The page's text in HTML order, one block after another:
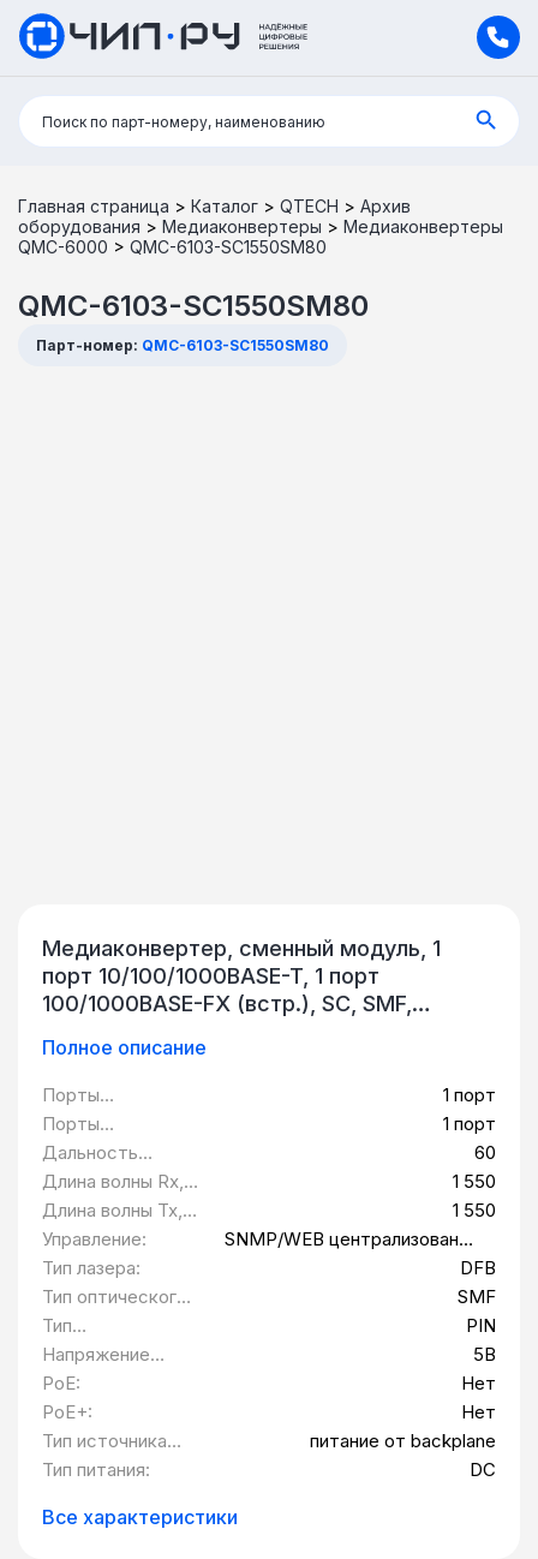
Поиск:
Поиск по парт-номеру, наименованию
Главная страница > Каталог > QTECH > Архив
оборудования > Медиаконвертеры > Медиаконвертеры
QMC-6000 > QMC-6103-SC1550SM80
QMC-6103-SC1550SM80
Парт-номер: QMC-6103-SC1550SM80
Медиаконвертер, сменный модуль, 1
порт 10/100/1000BASE-T, 1 порт
100/1000BASE-FX (встр.), SC, SMF,
1 550 нм, DFB, PIN, управление SNMP/WEB
централизованно в составе
шестнадцатислотового шасси, питание
от backplane, 5В DC QTECH QMC-6103-
SC1550SM80
Полное описание
Порты
10/100/1000BASE-
T:
1 порт
Порты
100/1000BASE-FX
(встроенные):
1 порт
Дальность
передачи, км:
60
Длина волны Rx,
нм:
1 550
Длина волны Tx,
нм:
1 550
Управление:
SNMP/WEB централизованно
в составе
шестнадцатислотового
шасси
Тип лазера:
DFB
Тип оптического
волокна:
SMF
Тип
фотоприемника:
PIN
Напряжение
питания:
5В
PoE:
Нет
PoE+:
Нет
Тип источника
питания:
питание от backplane
Тип питания:
DC
Все характеристики